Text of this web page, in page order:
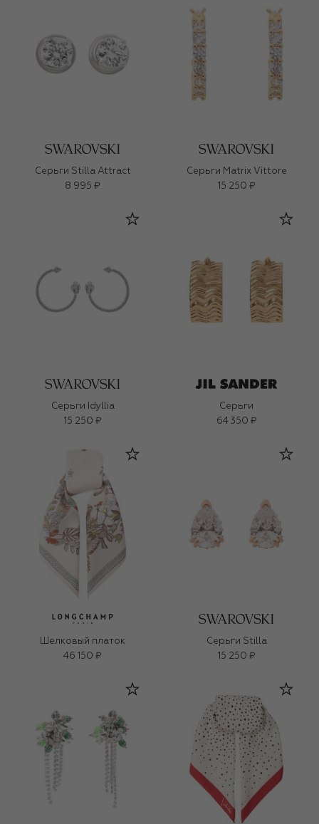
Серьги Stilla Attract
8 995 ₽
Серьги Matrix Vittore
15 250 ₽
Серьги Idyllia
15 250 ₽
Серьги
64 350 ₽
Шелковый платок
46 150 ₽
Серьги Stilla
15 250 ₽